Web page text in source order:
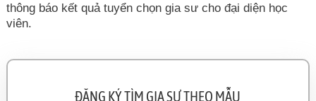
thông báo kết quả tuyển chọn gia sư cho đại diện học
viên.
ĐĂNG KÝ TÌM GIA SƯ THEO MẪU